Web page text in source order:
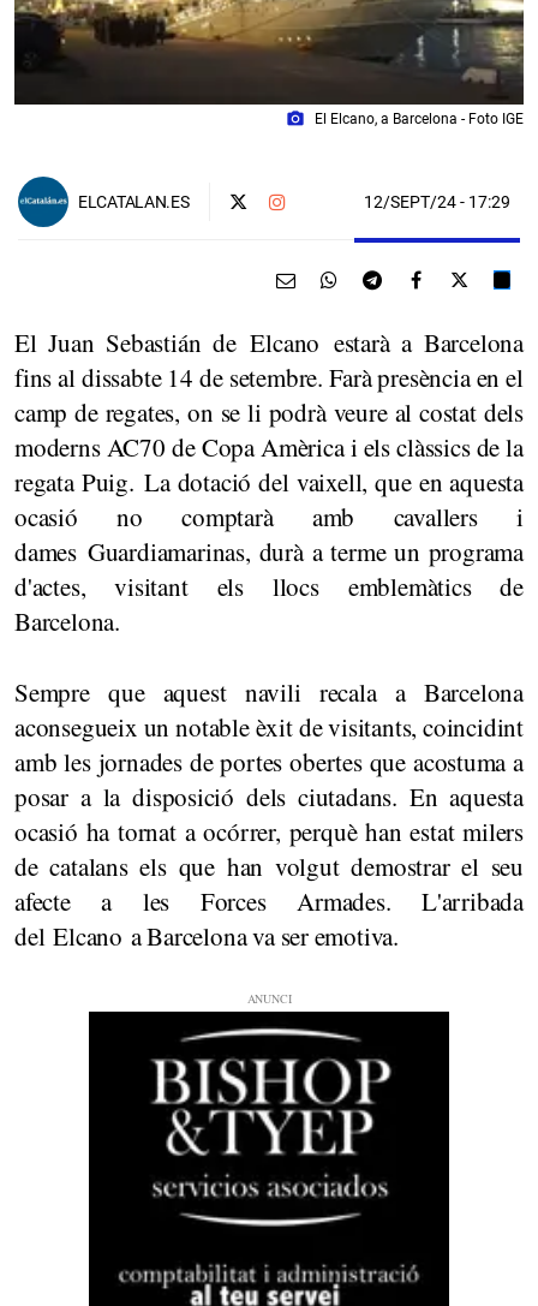
photo_camera El Elcano, a Barcelona - Foto IGE
ELCATALAN.ES 12/SEPT/24- 17:29
El Juan Sebastián de Elcano estarà a Barcelona
fins al dissabte 14 de setembre. Farà presència en el
camp de regates, on se li podrà veure al costat dels
moderns AC70 de Copa Amèrica i els clàssics de la
regata Puig. La dotació del vaixell, que en aquesta
ocasió no comptarà amb cavallers i
dames Guardiamarinas, durà a terme un programa
d'actes, visitant els llocs emblemàtics de
Barcelona.
Sempre que aquest navili recala a Barcelona
aconsegueix un notable èxit de visitants, coincidint
amb les jornades de portes obertes que acostuma a
posar a la disposició dels ciutadans. En aquesta
ocasió ha tornat a ocórrer, perquè han estat milers
de catalans els que han volgut demostrar el seu
afecte a les Forces Armades. L'arribada
del Elcano a Barcelona va ser emotiva.